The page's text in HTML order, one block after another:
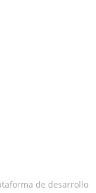
de desarrollo